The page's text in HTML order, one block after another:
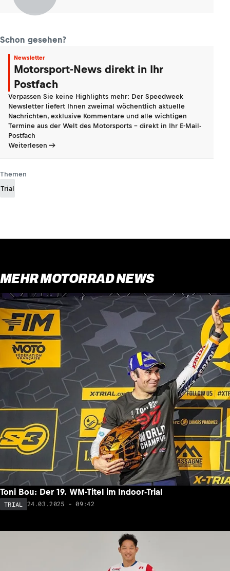
Schon gesehen?
Newsletter
Motorsport-News direkt in Ihr
Postfach
Verpassen Sie keine Highlights mehr: Der Speedweek
Newsletter liefert Ihnen zweimal wöchentlich aktuelle
Nachrichten, exklusive Kommentare und alle wichtigen
Termine aus der Welt des Motorsports - direkt in Ihr E-Mail-
Postfach
Weiterlesen
Themen
Trial
MEHR MOTORRAD NEWS
Toni Bou: Der 19. WM-Titel im Indoor-Trial
TRIAL 24.03.2025 - 09:42